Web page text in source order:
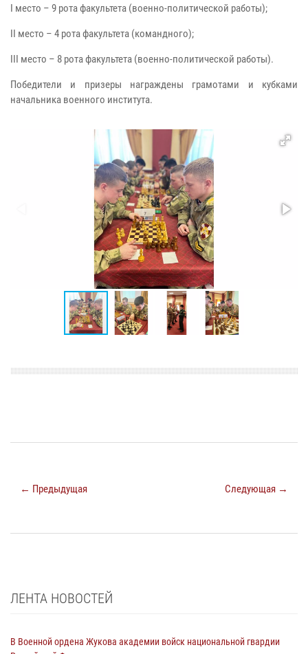
I место – 9 рота факультета (военно-политической работы);
II место – 4 рота факультета (командного);
III место – 8 рота факультета (военно-политической работы).
Победители и призеры награждены грамотами и кубками
начальника военного института.
← Предыдущая Следующая →
ЛЕНТА НОВОСТЕЙ
В Военной ордена Жукова академии войск национальной гвардии